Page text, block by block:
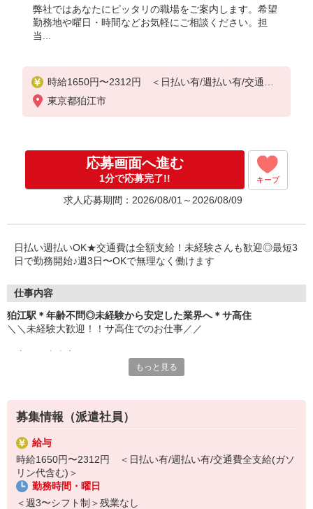
弊社ではあなたにピッタリの職場をご案内します。希望
勤務地や曜日・時間などお気軽にご相談ください。担
当...
時給1650円〜2312円 ＜日払い有/週払い有/交通費
全支給(ガソリン代含む)＞
東京都狛江市
応募画面へ進む
1分で応募完了!! キープ
求人応募期間：2026/08/01～2026/08/09
日払い週払いOK★交通費は全額支給！未経験さんも歓迎◎最短3
日で勤務開始♪週3日〜OKで無理なく働けます
仕事内容
狛江駅＊年齢不問◎未経験から安定した業界へ＊サ高住
＼＼未経験大歓迎！！サ高住でのお仕事／／
・生活相談やお話の相手 など
元コンビニ店員・アパレル販売・ホテルのフロントスタッフなど、
安定の医療福祉業界で働きたくて転職し、接客経験を活かして活躍
中のスタッフ多数。
お元気な入居者様が多く、スケジュールにもゆとりがあるため、バ
タバタせずに自分のペースで落ち着いて働けます♪
もっと見る
募集情報（派遣社員）
給与
時給1650円〜2312円 ＜日払い有/週払い有/交通費全支給(ガソ
リン代含む)＞
勤務時間・曜日
＜週3〜シフト制＞残業なし